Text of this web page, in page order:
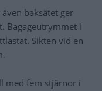
baksätet ger
Bagageutrymmet i
Sikten vid en
med fem stjärnor i